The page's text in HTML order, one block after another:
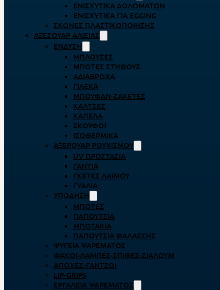
ΕΝΙΣΧΥΤΙΚΆ ΔΟΛΩΜΆΤΩΝ
ΕΝΙΣΧΥΤΙΚΆ ΓΙΑ EGGING
ΣΚΌΝΕΣ ΠΛΑΣΤΙΚΟΠΟΊΗΣΗΣ
ΑΞΕΣΟΥΆΡ ΑΛΙΕΊΑΣ
ΈΝΔΥΣΗ
ΜΠΛΟΎΖΕΣ
ΜΠΌΤΕΣ ΣΤΉΘΟΥΣ
ΑΔΙΆΒΡΟΧΑ
ΓΙΛΈΚΑ
ΜΠΟΥΦΆΝ-ΖΑΚΈΤΕΣ
ΚΆΛΤΣΕΣ
ΚΑΠΈΛΑ
ΣΚΟΎΦΟΙ
ΙΣΟΘΕΡΜΙΚΆ
ΑΞΕΡΟΥΆΡ ΡΟΥΧΙΣΜΟΎ
UV ΠΡΟΣΤΑΣΊΑ
ΓΆΝΤΙΑ
ΓΚΈΤΕΣ ΛΑΊΜΟΥ
ΓΥΑΛΙΆ
ΥΠΌΔΗΣΗ
ΜΠΌΤΕΣ
ΠΑΠΟΎΤΣΙΑ
ΜΠΟΤΆΚΙΑ
ΠΑΠΟΎΤΣΙΑ ΘΑΛΆΣΣΗΣ
ΨΥΓΕΊΑ ΨΑΡΈΜΑΤΟΣ
ΦΑΚΟΊ-ΛΆΜΠΕΣ-ΣΠΊΘΕΣ-ΣΊΑΛΟΥΜ
ΑΠΌΧΕΣ-ΓΆΝΤΖΟΙ
LIP-GRIPS
EΡΓΑΛΕΊΑ ΨΑΡΈΜΑΤΟΣ